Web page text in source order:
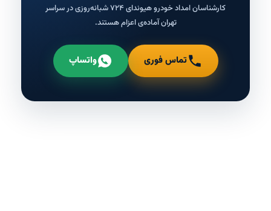
کارشناسان امداد خودرو هیوندای ۷۲۴ شبانه‌روزی در سراسر
تهران آماده‌ی اعزام هستند.
تماس فوری واتساپ